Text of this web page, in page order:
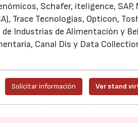
Schafer, iteligence, SAP,
Trace Tecnologías, Opticon,
Industrias de Alimentación y
Canal Dis y Data
Solicitar información Ver stand